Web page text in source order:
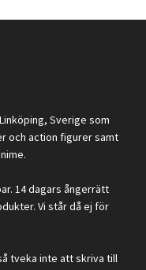
Sverige som
och action figurer samt
14 dagars ångerrätt
Vi står då ej för
tveka inte att skriva till